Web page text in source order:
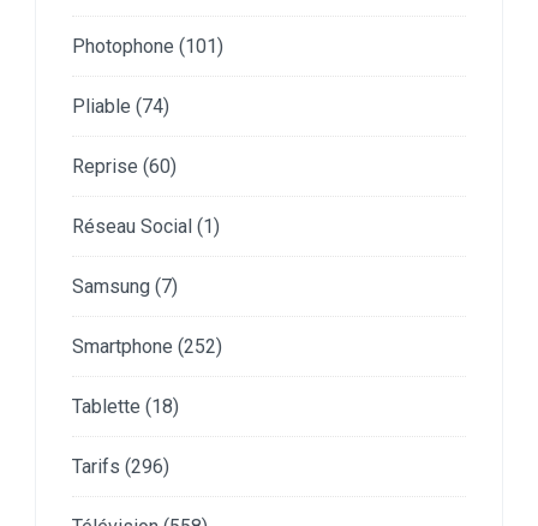
Photophone (101)
Pliable (74)
Reprise (60)
Réseau Social (1)
Samsung (7)
Smartphone (252)
Tablette (18)
Tarifs (296)